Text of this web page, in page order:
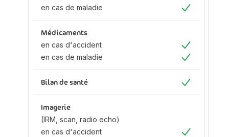
en cas de maladie
Oui
Oui
Médicaments
en cas d'accident
en cas de maladie
Oui
Oui
Bilan de santé
Oui
Imagerie
(IRM, scan, radio echo)
en cas d'accident